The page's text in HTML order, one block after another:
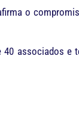
o
associados